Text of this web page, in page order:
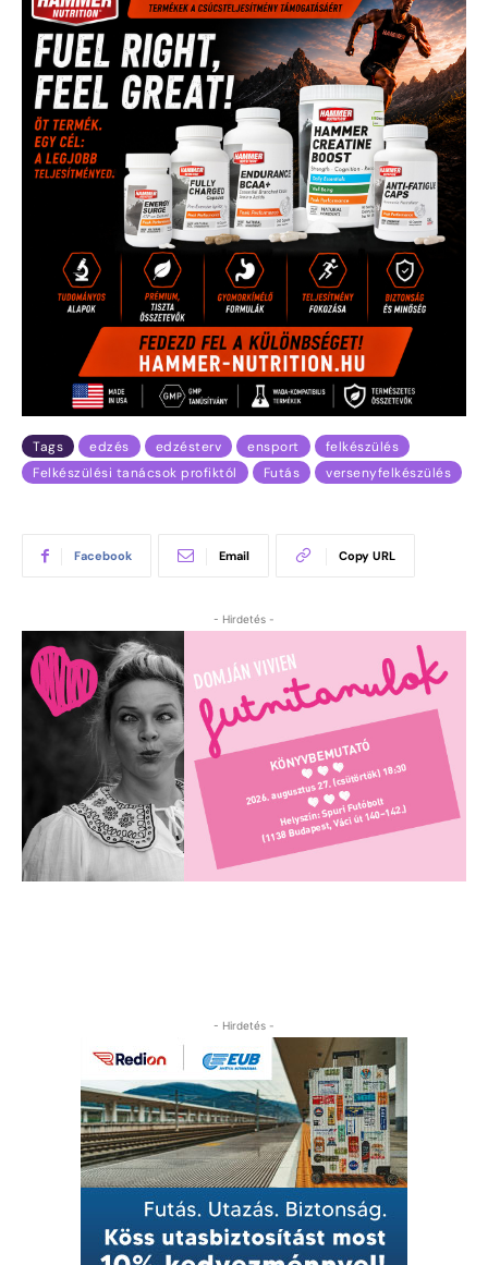
Tags edzés edzésterv ensport
felkészülés
Felkészülési tanácsok profiktól
Futás versenyfelkészülés
Facebook Email Copy URL
- Hirdetés -
- Hirdetés -